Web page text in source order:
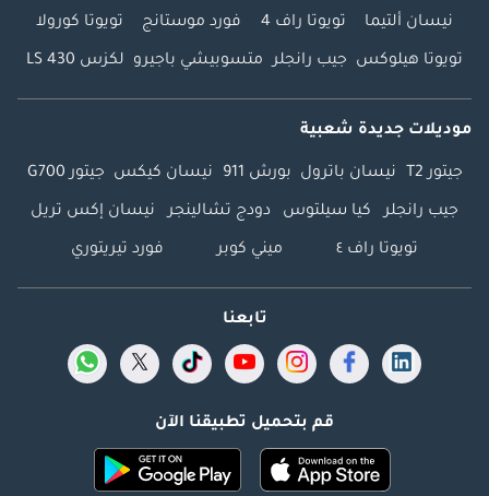
نيسان ألتيما تويوتا راف 4 فورد موستانج تويوتا كورولا
تويوتا هيلوكس جيب رانجلر متسوبيشي باجيرو لكزس LS 430
موديلات جديدة شعبية
جيتور T2 نيسان باترول بورش 911 نيسان كيكس جيتور G700
جيب رانجلر كيا سيلتوس دودج تشالينجر نيسان إكس تريل
تويوتا راف ٤ ميني كوبر فورد تيريتوري
تابعنا
قم بتحميل تطبيقنا الآن